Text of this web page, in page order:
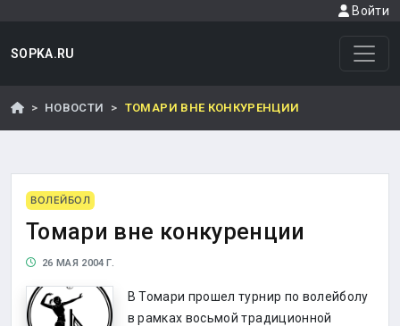
Войти
SOPKA.RU
НОВОСТИ ТОМАРИ ВНЕ КОНКУРЕНЦИИ
ВОЛЕЙБОЛ
Томари вне конкуренции
26 МАЯ 2004 Г.
В Томари прошел турнир по волейболу
в рамках восьмой традиционной